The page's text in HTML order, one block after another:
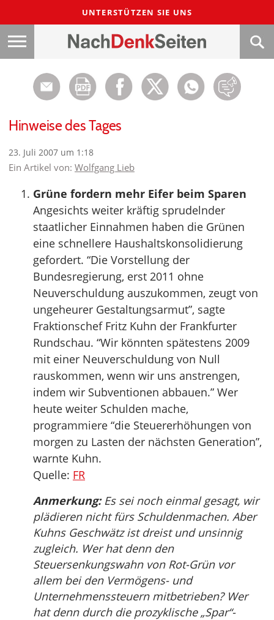
UNTERSTÜTZEN SIE UNS
Hinweise des Tages
23. Juli 2007 um 1:18
Ein Artikel von: Wolfgang Lieb
Grüne fordern mehr Eifer beim Sparen
Angesichts weiter kräftig sprudelnder
staatlicher Einnahmen haben die Grünen
eine schnellere Haushaltskonsolidierung
gefordert. “Die Vorstellung der
Bundesregierung, erst 2011 ohne
Neuverschuldung auszukommen, zeugt von
ungeheurer Gestaltungsarmut”, sagte
Fraktionschef Fritz Kuhn der Frankfurter
Rundschau. “Wir könnten spätestens 2009
mit einer Neuverschuldung von Null
rauskommen, wenn wir uns anstrengen,
indem wir Subventionen abbauen.” Wer
heute weiter Schulden mache,
programmiere “die Steuererhöhungen von
morgen zu Lasten der nächsten Generation”,
warnte Kuhn.
Quelle: FR
Anmerkung:Es sei noch einmal gesagt, wir
plädieren nicht fürs Schuldenmachen. Aber
Kuhns Geschwätz ist dreist und unsinnig
zugleich. Wer hat denn den
Steuersenkungswahn von Rot-Grün vor
allem bei den Vermögens- und
Unternehmenssteuern mitbetrieben? Wer
hat denn durch die prozyklische „Spar“-